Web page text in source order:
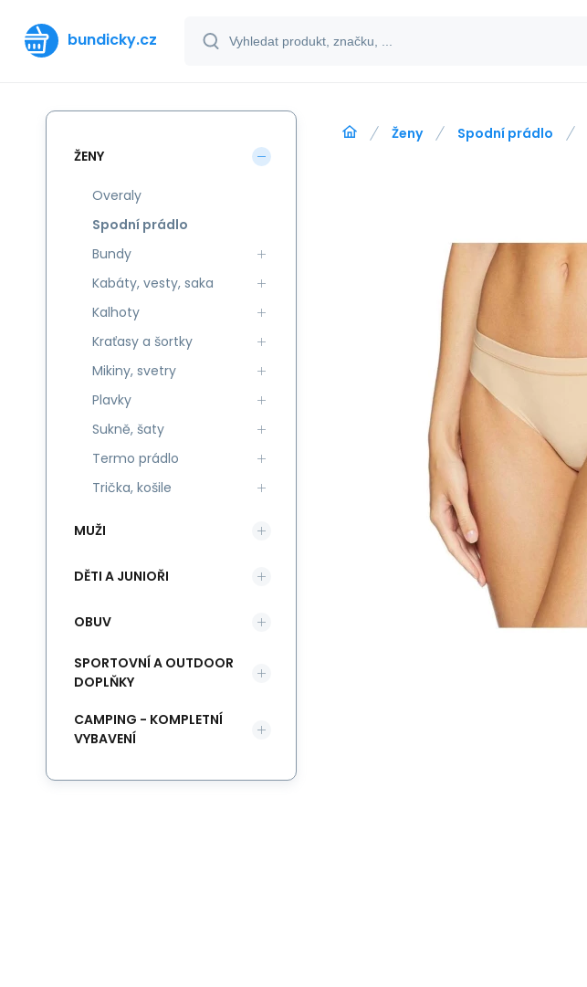
bundicky.cz
Ženy Spodní prádlo
ŽENY
Overaly
Spodní prádlo
Bundy
Kabáty, vesty, saka
Kalhoty
Kraťasy a šortky
Mikiny, svetry
Plavky
Sukně, šaty
Termo prádlo
Trička, košile
MUŽI
DĚTI A JUNIOŘI
OBUV
SPORTOVNÍ A OUTDOOR
DOPLŇKY
CAMPING - KOMPLETNÍ
VYBAVENÍ